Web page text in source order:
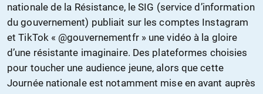
nationale de la Résistance, le SIG (service d’information
du gouvernement) publiait sur les comptes Instagram
et TikTok « @gouvernementfr » une vidéo à la gloire
d’une résistante imaginaire. Des plateformes choisies
pour toucher une audience jeune, alors que cette
Journée nationale est notamment mise en avant auprès